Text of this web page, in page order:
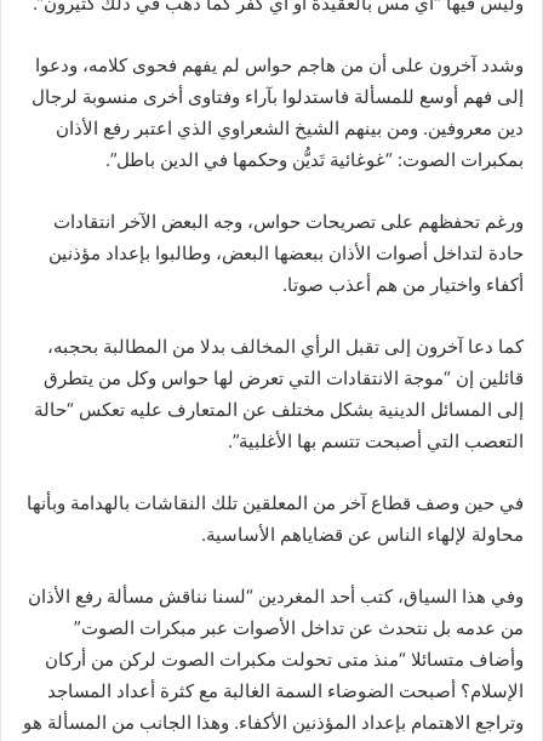
وشدد آخرون على أن من هاجم حواس لم يفهم فحوى كلامه، ودعوا
إلى فهم أوسع للمسألة فاستدلوا بآراء وفتاوى أخرى منسوبة لرجال
دين معروفين. ومن بينهم الشيخ الشعراوي الذي اعتبر رفع الأذان
بمكبرات الصوت: “غوغائية تَديُّن وحكمها في الدين باطل”.
ورغم تحفظهم على تصريحات حواس، وجه البعض الآخر انتقادات
حادة لتداخل أصوات الأذان ببعضها البعض، وطالبوا بإعداد مؤذنين
أكفاء واختيار من هم أعذب صوتا.
كما دعا آخرون إلى تقبل الرأي المخالف بدلا من المطالبة بحجبه،
قائلين إن “موجة الانتقادات التي تعرض لها حواس وكل من يتطرق
إلى المسائل الدينية بشكل مختلف عن المتعارف عليه تعكس “حالة
التعصب التي أصبحت تتسم بها الأغلبية”.
في حين وصف قطاع آخر من المعلقين تلك النقاشات بالهدامة وبأنها
محاولة لإلهاء الناس عن قضاياهم الأساسية.
وفي هذا السياق، كتب أحد المغردين “لسنا نناقش مسألة رفع الأذان
من عدمه بل نتحدث عن تداخل الأصوات عبر مبكرات الصوت”
وأضاف متسائلا “منذ متى تحولت مكبرات الصوت لركن من أركان
الإسلام؟ أصبحت الضوضاء السمة الغالبة مع كثرة أعداد المساجد
وتراجع الاهتمام بإعداد المؤذنين الأكفاء. وهذا الجانب من المسألة هو